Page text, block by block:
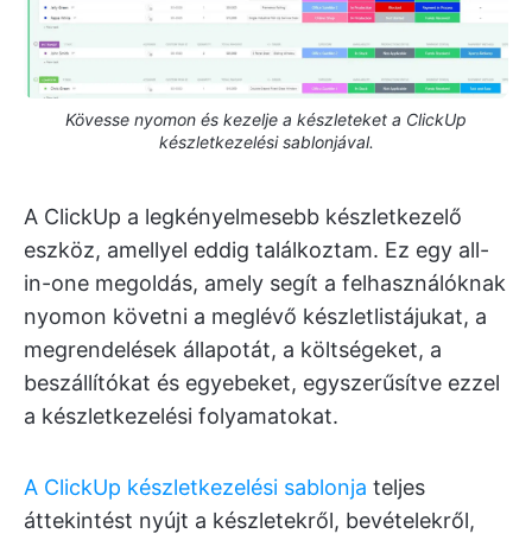
Kövesse nyomon és kezelje a készleteket a ClickUp
készletkezelési sablonjával.
A ClickUp a legkényelmesebb készletkezelő
eszköz, amellyel eddig találkoztam. Ez egy all-
in-one megoldás, amely segít a felhasználóknak
nyomon követni a meglévő készletlistájukat, a
megrendelések állapotát, a költségeket, a
beszállítókat és egyebeket, egyszerűsítve ezzel
a készletkezelési folyamatokat.
A ClickUp készletkezelési sablonja teljes
áttekintést nyújt a készletekről, bevételekről,